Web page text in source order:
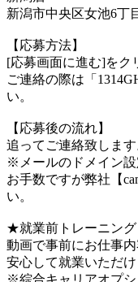
新潟市中央区女池6丁
【応募方法】
[応募画面に進む]をク
ご連絡の際は「
い。
【応募後の流れ】
追ってご連絡致します
※メールのドメイン設
お手数ですが弊社【
い。
★就業前トレーニン
動画で事前にお仕事
安心して就業いただけ
※綜合キャリアオプ